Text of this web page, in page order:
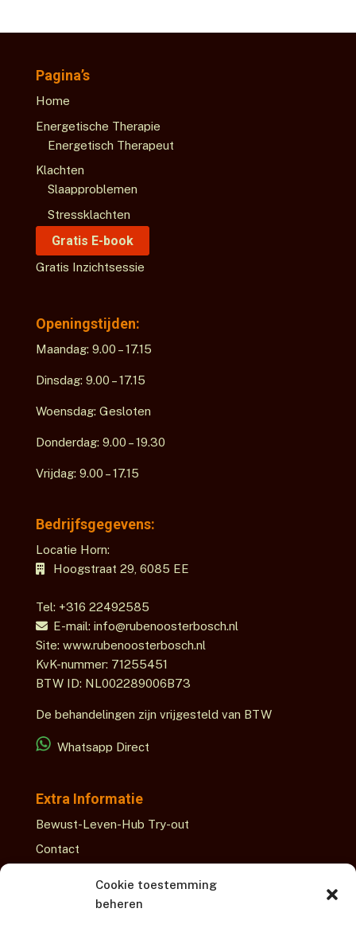
Cookie toestemming
beheren
Pagina’s
Home
Energetische Therapie
Energetisch Therapeut
Klachten
Slaapproblemen
Stressklachten
Gratis E-book
Gratis Inzichtsessie
Openingstijden:
Maandag: 9.00 – 17.15
Dinsdag: 9.00 – 17.15
Woensdag: Gesloten
Donderdag: 9.00 – 19.30
Vrijdag: 9.00 – 17.15
Bedrijfsgegevens:
Locatie Horn:
Hoogstraat 29, 6085 EE
Tel: +316 22492585
E-mail: info@rubenoosterbosch.nl
Site: www.rubenoosterbosch.nl
KvK-nummer: 71255451
BTW ID: NL002289006B73
De behandelingen zijn vrijgesteld van BTW
Whatsapp Direct
Extra Informatie
Bewust-Leven-Hub Try-out
Contact